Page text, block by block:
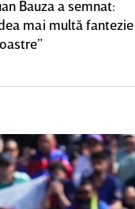
Bauza a semnat:
mai multă fantezie